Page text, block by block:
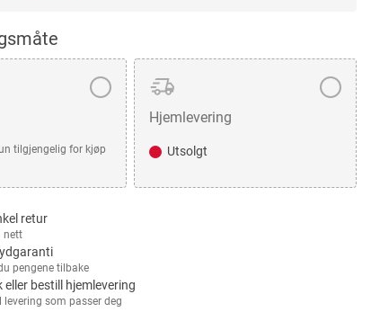
tilgjengelig for kjøp
Hjemlevering
Utsolgt
retur
nett
pengene tilbake
eller bestill hjemlevering
levering som passer deg